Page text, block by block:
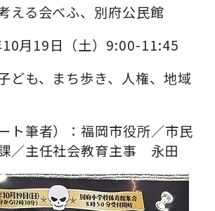
える会べふ、別府公民館
月19日（土）9:00-11:45
ども、まち歩き、人権、地域
ト筆者）：福岡市役所／市民
／主任社会教育主事 永田